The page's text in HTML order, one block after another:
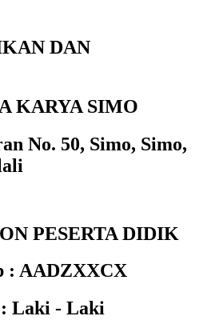
DAN
KARYA SIMO
No. 50, Simo, Simo,
PESERTA DIDIK
: AADZXXCX
: Laki - Laki